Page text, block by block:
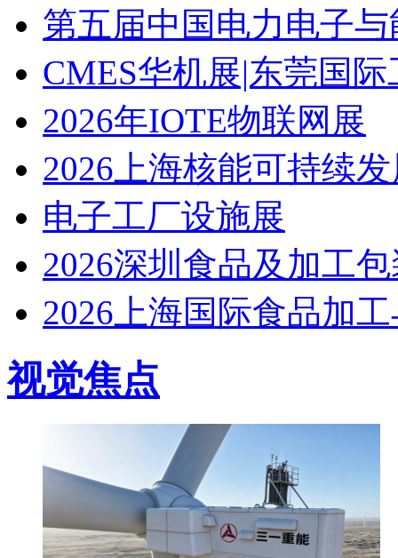
第五届中国电力电子
CMES华机展|东莞国
2026年IOTE物联网展
2026上海核能可持续
电子工厂设施展
2026深圳食品及加工
2026上海国际食品加
视觉焦点